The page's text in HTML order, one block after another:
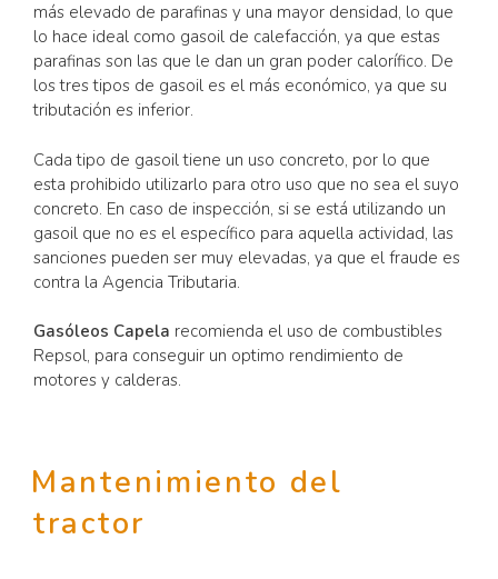
más elevado de parafinas y una mayor densidad, lo que
lo hace ideal como gasoil de calefacción, ya que estas
parafinas son las que le dan un gran poder calorífico. De
los tres tipos de gasoil es el más económico, ya que su
tributación es inferior.
Cada tipo de gasoil tiene un uso concreto, por lo que
esta prohibido utilizarlo para otro uso que no sea el suyo
concreto. En caso de inspección, si se está utilizando un
gasoil que no es el específico para aquella actividad, las
sanciones pueden ser muy elevadas, ya que el fraude es
contra la Agencia Tributaria.
Gasóleos Capela recomienda el uso de combustibles
Repsol, para conseguir un optimo rendimiento de
motores y calderas.
Mantenimiento del
tractor